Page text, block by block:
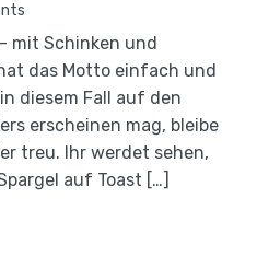
mit Schinken und
das Motto einfach und
diesem Fall auf den
erscheinen mag, bleibe
treu. Ihr werdet sehen,
auf Toast […]